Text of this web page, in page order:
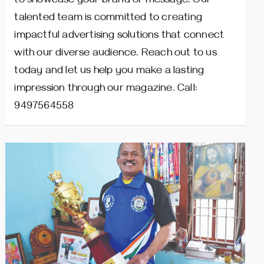
talented team is committed to creating
impactful advertising solutions that connect
with our diverse audience. Reach out to us
today and let us help you make a lasting
impression through our magazine. Call:
9497564558